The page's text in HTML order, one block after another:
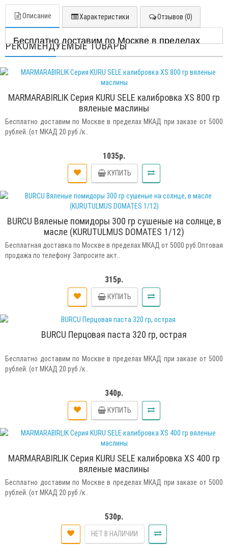
Описание Характеристики Отзывов (0)
Бесплатно доставим по Москве в пределах
МКАД при заказе от 5000 рублей. (от МКАД 20
РЕКОМЕНДУЕМЫЕ ТОВАРЫ
MARMARABIRLIK Серия KURU SELE калибровка XS 800 гр
вяленые маслины
Бесплатно доставим по Москве в пределах МКАД при заказе от 5000
рублей. (от МКАД 20 руб /к..
1035р.
КУПИТЬ
BURCU Вяленые помидоры 300 гр сушеные на солнце, в
масле (KURUTULMUS DOMATES 1/12)
Бесплатная доставка по Москве в пределах МКАД от 5000 руб.Оптовая
продажа по телефону. Запросите акт..
315р.
КУПИТЬ
BURCU Перцовая паста 320 гр, острая
Бесплатно доставим по Москве в пределах МКАД при заказе от 5000
рублей. (от МКАД 20 руб /к..
340р.
КУПИТЬ
MARMARABIRLIK Серия KURU SELE калибровка XS 400 гр
вяленые маслины
Бесплатно доставим по Москве в пределах МКАД при заказе от 5000
рублей. (от МКАД 20 руб /к..
530р.
НЕТ В НАЛИЧИИ